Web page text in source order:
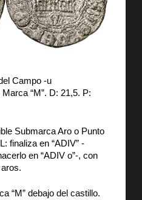
Campo -u
“M”. D: 21,5. P:
Submarca Aro o Punto
finaliza en “ADIV” -
en “ADIV o”-, con
“M” debajo del castillo.